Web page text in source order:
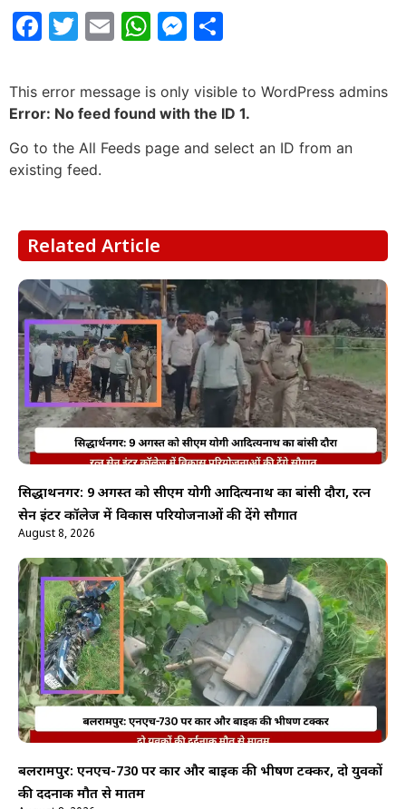
Facebook
Twitter
EmailWhatsApp
Messenger
This error message is only visible to WordPress admins
Error: No feed found with the ID 1.
Go to the All Feeds page and select an ID from an
existing feed.
Related Article
सिद्धार्थनगर: 9 अगस्त को सीएम योगी आदित्यनाथ का बांसी दौरा, रत्न
सेन इंटर कॉलेज में विकास परियोजनाओं की देंगे सौगात
August 8, 2026
बलरामपुर: एनएच-730 पर कार और बाइक की भीषण टक्कर, दो युवकों
की दर्दनाक मौत से मातम